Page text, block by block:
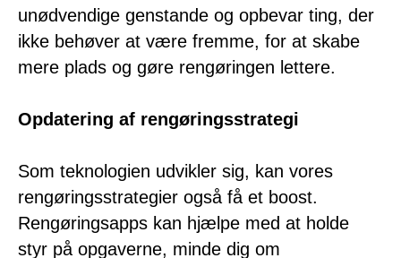
unødvendige genstande og opbevar ting, der
ikke behøver at være fremme, for at skabe
mere plads og gøre rengøringen lettere.
Opdatering af rengøringsstrategi
Som teknologien udvikler sig, kan vores
rengøringsstrategier også få et boost.
Rengøringsapps kan hjælpe med at holde
styr på opgaverne, minde dig om